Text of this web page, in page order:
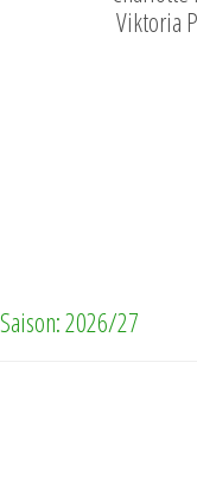
Viktoria
Saison: 2026/27